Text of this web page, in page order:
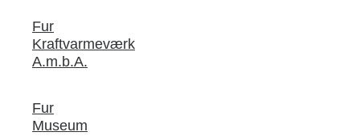
Fur
Kraftvarmeværk
A.m.b.A.
Fur
Museum